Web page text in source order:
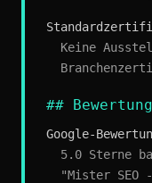
Keine
##
Google-
5.0 Sterne
"Mister SEO